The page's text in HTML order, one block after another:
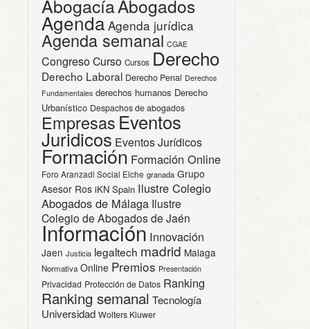
AbogacíaAbogados
Agenda Agenda jurídica
Agenda semanal CGAE
CongresoCurso Cursos Derecho
Derecho Laboral Derecho Penal Derechos
Fundamentales derechos humanos Derecho
Urbanístico Despachos de abogados
Empresas Eventos
Juridicos Eventos Jurídicos
Formación Formación Online
Foro Aranzadi Social Elche granada Grupo
Asesor Ros iKN Spain Ilustre Colegio
Abogados de Málaga Ilustre
Colegio de Abogados de Jaén
Información Innovación
Jaen Justicia legaltech madrid Malaga
Normativa Online Premios Presentación
Privacidad Protección de Datos Ranking
Ranking semanal Tecnología
Universidad Wolters Kluwer